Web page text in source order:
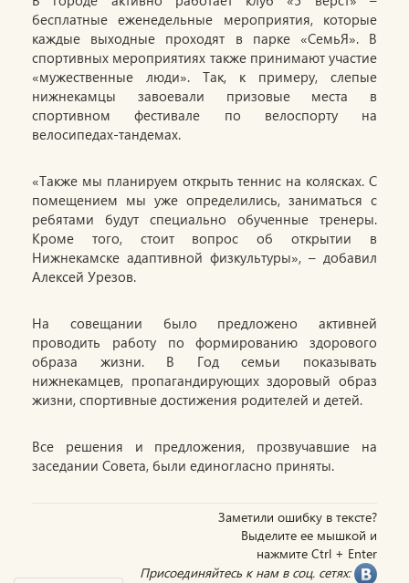
бесплатные еженедельные мероприятия, которые
каждые выходные проходят в парке «СемьЯ». В
спортивных мероприятиях также принимают участие
«мужественные люди». Так, к примеру, слепые
нижнекамцы завоевали призовые места в
спортивном фестивале по велоспорту на
велосипедах-тандемах.
«Также мы планируем открыть теннис на колясках. С
помещением мы уже определились, заниматься с
ребятами будут специально обученные тренеры.
Кроме того, стоит вопрос об открытии в
Нижнекамске адаптивной физкультуры», – добавил
Алексей Урезов.
На совещании было предложено активней
проводить работу по формированию здорового
образа жизни. В Год семьи показывать
нижнекамцев, пропагандирующих здоровый образ
жизни, спортивные достижения родителей и детей.
Все решения и предложения, прозвучавшие на
заседании Совета, были единогласно приняты.
Заметили ошибку в тексте?
Выделите ее мышкой и
нажмите Ctrl + Enter
Присоединяйтесь к нам в соц. сетях: